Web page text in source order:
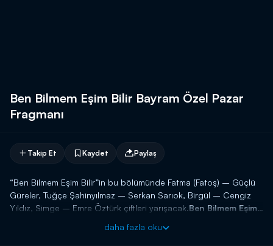
Ben Bilmem Eşim Bilir Bayram Özel Pazar
Fragmanı
Takip Et Kaydet Paylaş
“Ben Bilmem Eşim Bilir”in bu bölümünde Fatma (Fatoş) – Güçlü
Güreler, Tuğçe Şahinyılmaz – Serkan Sarıok, Birgül – Cengiz
Yıldız, Simge – Emre Öztürk çiftleri yarışacak.Ben Bilmem Eşim
daha fazla oku